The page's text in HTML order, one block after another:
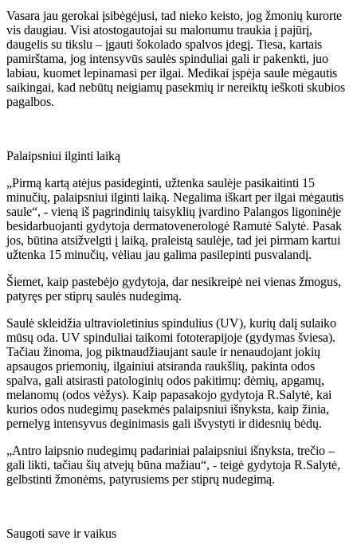
Vasara jau gerokai įsibėgėjusi, tad nieko keisto, jog žmonių kurorte
vis daugiau. Visi atostogautojai su malonumu traukia į pajūrį,
daugelis su tikslu – įgauti šokolado spalvos įdegį. Tiesa, kartais
pamirštama, jog intensyvūs saulės spinduliai gali ir pakenkti, juo
labiau, kuomet lepinamasi per ilgai. Medikai įspėja saule mėgautis
saikingai, kad nebūtų neigiamų pasekmių ir nereiktų ieškoti skubios
pagalbos.
Palaipsniui ilginti laiką
„Pirmą kartą atėjus pasideginti, užtenka saulėje pasikaitinti 15
minučių, palaipsniui ilginti laiką. Negalima iškart per ilgai mėgautis
saule“, - vieną iš pagrindinių taisyklių įvardino Palangos ligoninėje
besidarbuojanti gydytoja dermatovenerologė Ramutė Salytė. Pasak
jos, būtina atsižvelgti į laiką, praleistą saulėje, tad jei pirmam kartui
užtenka 15 minučių, vėliau jau galima pasilepinti pusvalandį.
Šiemet, kaip pastebėjo gydytoja, dar nesikreipė nei vienas žmogus,
patyręs per stiprų saulės nudegimą.
Saulė skleidžia ultravioletinius spindulius (UV), kurių dalį sulaiko
mūsų oda. UV spinduliai taikomi fototerapijoje (gydymas šviesa).
Tačiau žinoma, jog piktnaudžiaujant saule ir nenaudojant jokių
apsaugos priemonių, ilgainiui atsiranda raukšlių, pakinta odos
spalva, gali atsirasti patologinių odos pakitimų: dėmių, apgamų,
melanomų (odos vėžys). Kaip papasakojo gydytoja R.Salytė, kai
kurios odos nudegimų pasekmės palaipsniui išnyksta, kaip žinia,
pernelyg intensyvus deginimasis gali išvystyti ir didesnių bėdų.
„Antro laipsnio nudegimų padariniai palaipsniui išnyksta, trečio –
gali likti, tačiau šių atvejų būna mažiau“, - teigė gydytoja R.Salytė,
gelbstinti žmonėms, patyrusiems per stiprų nudegimą.
Saugoti save ir vaikus